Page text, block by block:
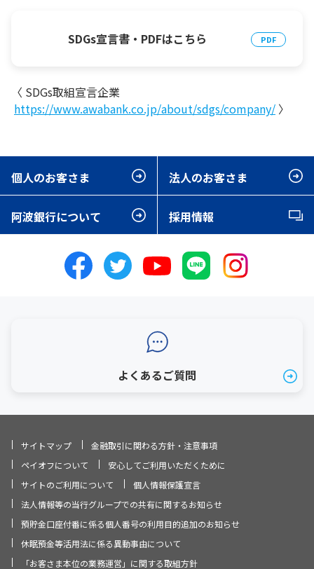
SDGs宣言書・PDFはこちら
〈 SDGs取組宣言企業
https://www.awabank.co.jp/about/sdgs/company/ 〉
個人のお客さま 法人のお客さま
阿波銀行について 採用情報
よくあるご質問
サイトマップ
金融取引に関わる方針・注意事項
ペイオフについて
安心してご利用いただくために
サイトのご利用について
個人情報保護宣言
法人情報等の当行グループでの共有に関するお知らせ
預貯金口座付番に係る個人番号の利用目的追加のお知らせ
休眠預金等活用法に係る異動事由について
「お客さま本位の業務運営」に関する取組方針